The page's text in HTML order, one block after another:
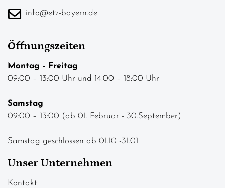
info@etz-bayern.de
Öffnungszeiten
Montag - Freitag
09:00 – 13:00 Uhr und 14:00 – 18:00 Uhr
Samstag
09:00 – 13:00 (ab 01. Februar - 30.September)
Samstag geschlossen ab 01.10 -31.01
Unser Unternehmen
Kontakt